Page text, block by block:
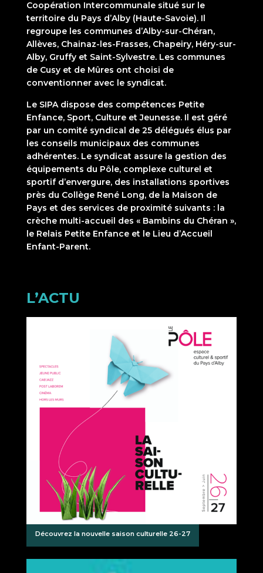
Coopération Intercommunale situé sur le
territoire du Pays d’Alby (Haute-Savoie). Il
regroupe les communes d’Alby-sur-Chéran,
Allèves, Chainaz-les-Frasses, Chapeiry, Héry-sur-
Alby, Gruffy et Saint-Sylvestre. Les communes
de Cusy et de Mûres ont choisi de
conventionner avec le syndicat.
Le SIPA dispose des compétences Petite
Enfance, Sport, Culture et Jeunesse. Il est géré
par un comité syndical de 25 délégués élus par
les conseils municipaux des communes
adhérentes. Le syndicat assure la gestion des
équipements du Pôle, complexe culturel et
sportif d’envergure, des installations sportives
près du Collège René Long, de la Maison de
Pays et des services de proximité suivants : la
crèche multi-accueil des « Bambins du Chéran »,
le Relais Petite Enfance et le Lieu d’Accueil
Enfant-Parent.
L’ACTU
Découvrez la nouvelle saison culturelle 26-27